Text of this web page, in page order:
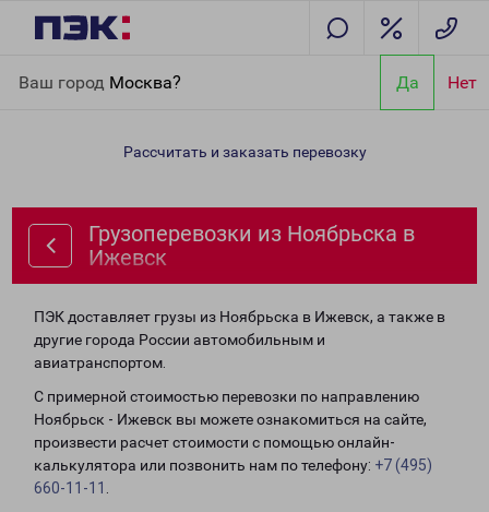
Ваш город Москва? Да Нет
Ижевск
Рассчитать и заказать перевозку
Грузоперевозки из Ноябрьска в
Ижевск
ПЭК доставляет грузы из Ноябрьска в Ижевск, а также в
другие города России автомобильным и
авиатранспортом.
С примерной стоимостью перевозки по направлению
Ноябрьск - Ижевск вы можете ознакомиться на сайте,
произвести расчет стоимости с помощью онлайн-
калькулятора или позвонить нам по телефону: +7 (495)
660-11-11